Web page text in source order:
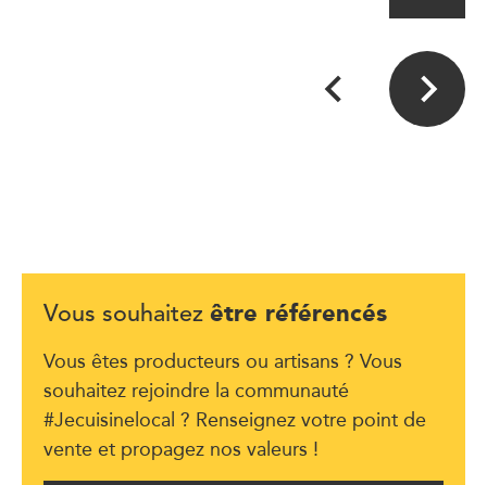
Vous souhaitez être référencés
Vous êtes producteurs ou artisans ? Vous
souhaitez rejoindre la communauté
#Jecuisinelocal ? Renseignez votre point de
vente et propagez nos valeurs !